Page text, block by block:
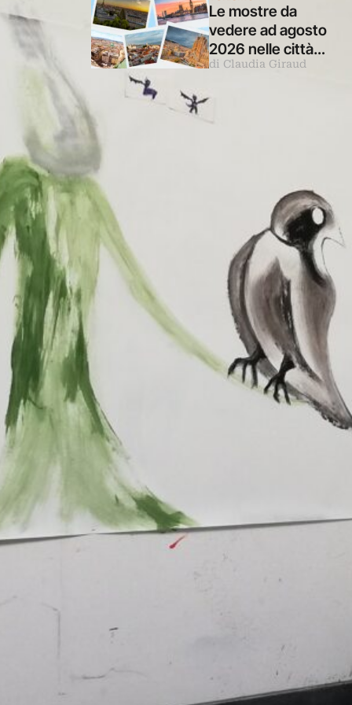
Roma
Le mostre da
vedere ad agosto
2026 nelle città
d’arte europee
di Claudia Giraud